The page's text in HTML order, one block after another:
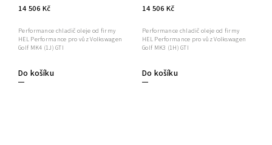
14 506 Kč
Do košíku
Performance chladič oleje od firmy
HEL Performance pro vůz Volkswagen
Golf MK4 (1J) GTI
14 506 Kč
Do košíku
Performance chladič oleje od firmy
HEL Performance pro vůz Volkswagen
Golf MK3 (1H) GTI